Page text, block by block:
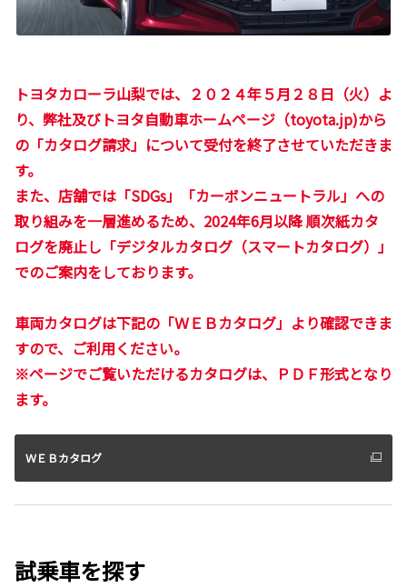
トヨタカローラ山梨では、２０２４年５月２８日（火）よ
り、弊社及びトヨタ自動車ホームページ（toyota.jp)から
の「カタログ請求」について受付を終了させていただきま
す。
また、店舗では「SDGs」「カーボンニュートラル」への
取り組みを一層進めるため、2024年6月以降 順次紙カタ
ログを廃止し「デジタルカタログ（スマートカタログ）」
でのご案内をしております。
車両カタログは下記の「ＷＥＢカタログ」より確認できま
すので、ご利用ください。
※ページでご覧いただけるカタログは、ＰＤＦ形式となり
ます。
ＷＥＢカタログ
試乗車を探す